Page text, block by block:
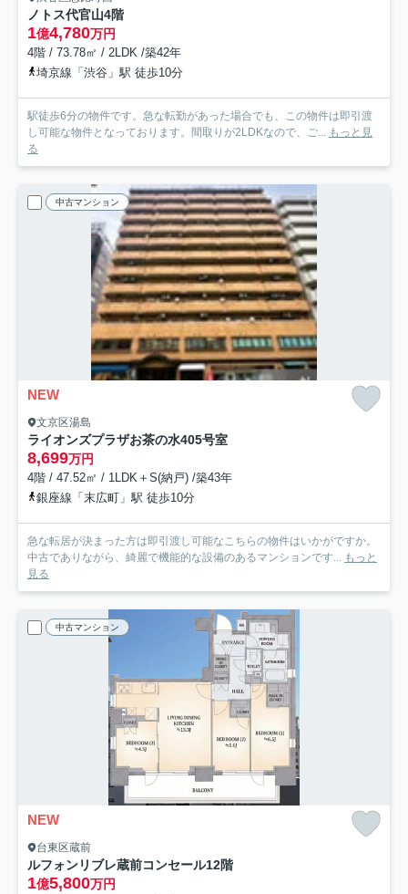
ノトス代官山4階
1億4,780万円
4階 / 73.78㎡ / 2LDK /築42年
埼京線「渋谷」駅 徒歩10分
駅徒歩6分の物件です。急な転勤があった場合でも、この物件は即引渡
し可能な物件となっております。間取りが2LDKなので、ご... もっと見
る
中古マンション
NEW
文京区湯島
ライオンズプラザお茶の水405号室
8,699万円
4階 / 47.52㎡ / 1LDK＋S(納戸) /築43年
銀座線「末広町」駅 徒歩10分
急な転居が決まった方は即引渡し可能なこちらの物件はいかがですか。
中古でありながら、綺麗で機能的な設備のあるマンションです... もっと
見る
中古マンション
NEW
台東区蔵前
ルフォンリブレ蔵前コンセール12階
1億5,800万円